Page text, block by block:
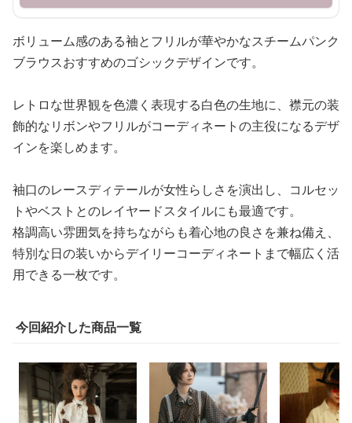
ボリューム感のある袖とフリルが華やかなスチームパンク
ブラウスおすすめのゴシックデザインです。
レトロな世界観を色濃く表現する白色の生地に、襟元の装
飾的なリボンやフリルがコーディネートの主役になるデザ
インを楽しめます。
袖口のレースディテールが女性らしさを演出し、コルセッ
トやベストとのレイヤードスタイルにも最適です。
格調高い雰囲気を持ちながらも着心地の良さを兼ね備え、
特別な日の装いからデイリーコーディネートまで幅広く活
用できる一枚です。
今回紹介した商品一覧